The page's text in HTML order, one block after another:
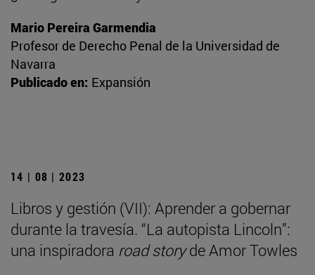
Mario Pereira Garmendia
Profesor de Derecho Penal de la Universidad de
Navarra
Publicado en: Expansión
14 | 08 | 2023
Libros y gestión (VII): Aprender a gobernar
durante la travesía. “La autopista Lincoln”:
una inspiradora road storyde Amor Towles